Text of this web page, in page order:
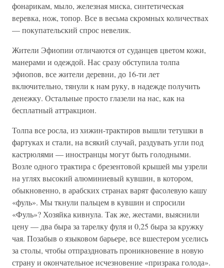
фонарикам, мыло, железная миска, синтетическая
веревка, нож, топор. Все в весьма скромных количествах
— покупательский спрос невелик.
Жители Эфиопии отличаются от суданцев цветом кожи,
манерами и одеждой. Нас сразу обступила толпа
эфиопов, все жители деревни, до 16-ти лет
включительно, тянули к нам руку, в надежде получить
денежку. Остальные просто глазели на нас, как на
бесплатный аттракцион.
Толпа все росла, из хижин-трактиров вышли тетушки в
фартуках и стали, на всякий случай, раздувать угли под
кастрюлями — иностранцы могут быть голодными.
Возле одного трактира с брезентовой крышей мы узрели
на углях высокий алюминиевый кувшин, в котором,
обыкновенно, в арабских странах варят фасолевую кашу
«фуль». Мы ткнули пальцем в кувшин и спросили
«Фуль»? Хозяйка кивнула. Так же, жестами, выяснили
цену — два быра за тарелку фуля и 0,25 быра за кружку
чая. Позабыв о языковом барьере, все вшестером уселись
за столы, чтобы отпраздновать проникновение в новую
страну и окончательное исчезновение «призрака голода».